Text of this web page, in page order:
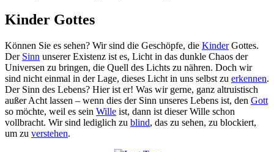
Kinder Gottes
Können Sie es sehen? Wir sind die Geschöpfe, die KinderGottes.
Der Sinn unserer Existenz ist es, Licht in das dunkle Chaos der
Universen zu bringen, die Quell des Lichts zu nähren. Doch wir
sind nicht einmal in der Lage, dieses Licht in uns selbst zu erkennen.
Der Sinn des Lebens? Hier ist er! Was wir gerne, ganz altruistisch
außer Acht lassen – wenn dies der Sinn unseres Lebens ist, den Gott
so möchte, weil es sein Wille ist, dann ist dieser Wille schon
vollbracht. Wir sind lediglich zu blind, das zu sehen, zu blockiert,
um zu verstehen.